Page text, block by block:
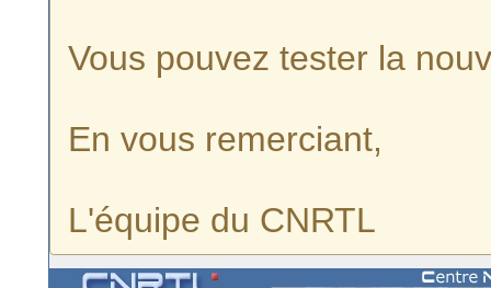
Vous pouvez tester la
En vous remerciant,
L'équipe du CNRTL